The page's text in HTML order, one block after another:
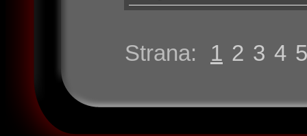
Strana: 1 2 3 4 5